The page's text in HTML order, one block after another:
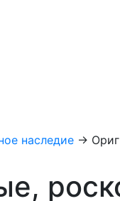
наследие →